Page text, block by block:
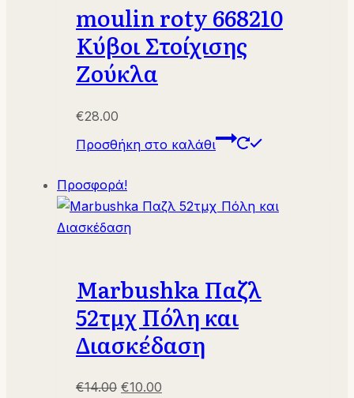
moulin roty 668210
Κύβοι Στοίχισης
Ζούκλα
€28.00
Προσθήκη στο καλάθι
Προσφορά!
Marbushka Παζλ
52τμχ Πόλη και
Διασκέδαση
€14.00 Original
€10.00